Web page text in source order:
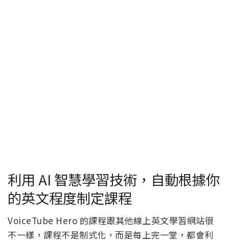
利用 AI 智慧學習技術，自動根據你
的英文程度制定課程
VoiceTube Hero 的課程跟其他線上英文學習網站很
不一樣，課程不是制式化，而是每上完一堂，都會利